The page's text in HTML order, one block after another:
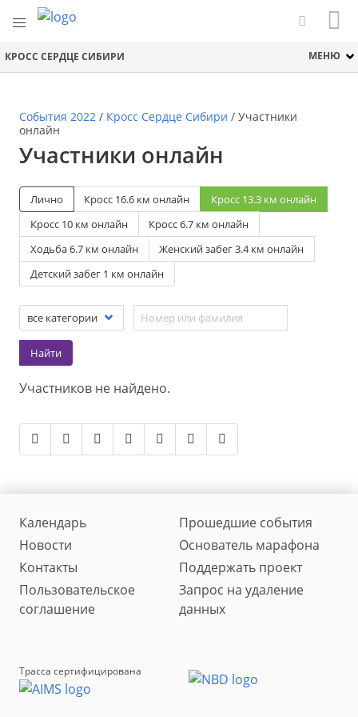
КРОСС СЕРДЦЕ СИБИРИ МЕНЮ
События 2022 / Кросс Сердце Сибири / Участники
онлайн
Участники онлайн
Лично Кросс 16.6 км онлайн
Кросс 13.3 км онлайн
Кросс 10 км онлайн
Кросс 6.7 км онлайн
Ходьба 6.7 км онлайн
Женский забег 3.4 км онлайн
Детский забег 1 км онлайн
Найти
Участников не найдено.
Календарь
Прошедшие события
Новости
Основатель марафона
Контакты
Поддержать проект
Пользовательское
соглашение
Запрос на удаление
данных
Трасса сертифицирована